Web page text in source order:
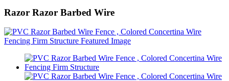
Razor Razor Barbed Wire